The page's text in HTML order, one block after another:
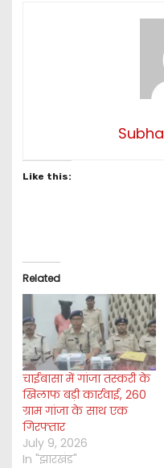
Like this:
Related
चाईबासा में गांजा तस्करी के
खिलाफ बड़ी कार्रवाई, 260
ग्राम गांजा के साथ एक
गिरफ्तार
July 9, 2026
In "झारखंड"